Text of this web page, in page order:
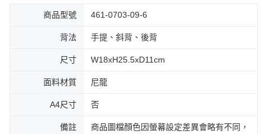
商品型號 461-0703-09-6
背法 手提、斜背、後背
尺寸 W18xH25.5xD11cm
面料材質 尼龍
A4尺寸 否
備註
商品圖檔顏色因螢幕設定差異會略有不同，